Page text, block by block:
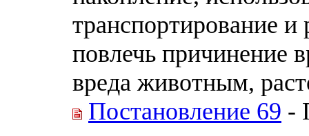
транспортирование
повлечь причинение
вреда животным,
Постановление 69 -